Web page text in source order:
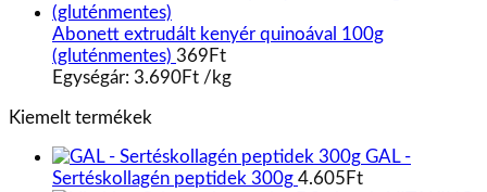
Abonett extrudált kenyér quinoával 100g
(gluténmentes) 369 Ft
Egységár: 3.690Ft /kg
Kiemelt termékek
GAL -
Sertéskollagén peptidek 300g 4.605 Ft